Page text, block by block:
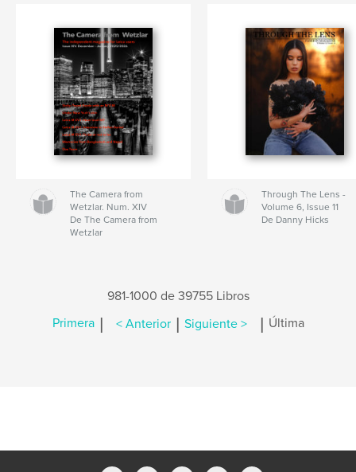
The Camera from
Wetzlar. Num. XIV
De The Camera from
Wetzlar
Through The Lens -
Volume 6, Issue 11
De Danny Hicks
981-1000 de 39755 Libros
Primera | < Anterior | Siguiente > | Última